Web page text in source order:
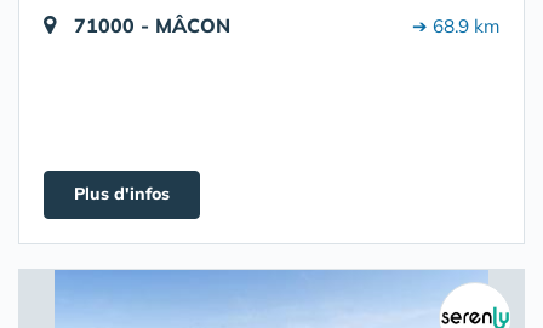
71000 - MÂCON ➔ 68.9 km
Plus d'infos